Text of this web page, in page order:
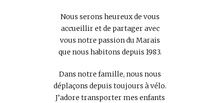
Nous serons heureux de vous
accueillir et de partager avec
vous notre passion du Marais
que nous habitons depuis 1983.
Dans notre famille, nous nous
déplaçons depuis toujours à vélo.
J’adore transporter mes enfants